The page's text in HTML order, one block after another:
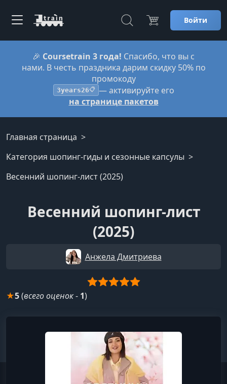
Войти
🎉 Coursetrain 3 года! Спасибо, что вы с
нами. В честь праздника дарим скидку 50% по
промокоду
3years26📋 — активируйте его
на странице пакетов
Главная страница
Категория шопинг-гиды и сезонные капсулы
Весенний шопинг-лист (2025)
Весенний шопинг-лист
(2025)
Анжела Дмитриева
★5(всего оценок- 1)